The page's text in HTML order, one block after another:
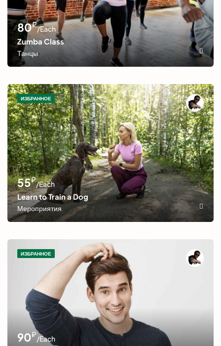
80₽/Each
Zumba Class
Танцы
ИЗБРАННОЕ
55₽/Each
Learn to Train a Dog
Мероприятия
ИЗБРАННОЕ
90₽/Each